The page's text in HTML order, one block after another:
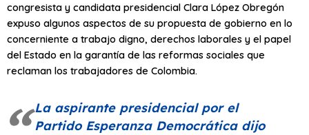
congresista y candidata presidencial Clara López Obregón
expuso algunos aspectos de su propuesta de gobierno en lo
concerniente a trabajo digno, derechos laborales y el papel
del Estado en la garantía de las reformas sociales que
reclaman los trabajadores de Colombia.
La aspirante presidencial por el
Partido Esperanza Democrática dijo